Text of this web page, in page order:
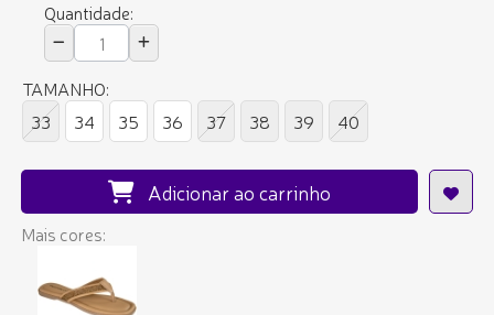
Quantidade:
TAMANHO:
33
34 35 36 37 38 39 40
Adicionar ao carrinho
Mais cores: